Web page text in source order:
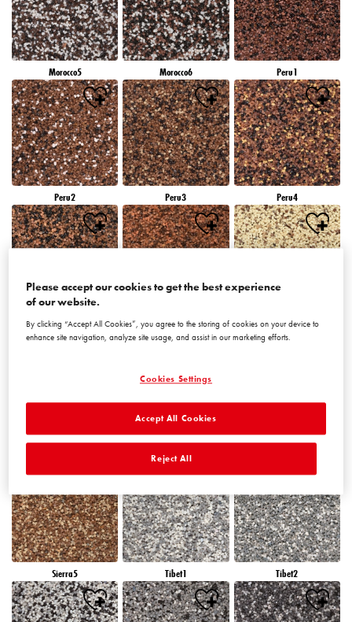
Morocco5 Morocco6 Peru1
Peru2 Peru3 Peru4
Peru5 Peru6 Sierra1
Sierra2 Sierra3 Sierra4
Sierra5 Tibet1 Tibet2
Please accept our cookies to get the best experience
of our website.
By clicking “Accept All Cookies”, you agree to the storing of cookies on your device to
enhance site navigation, analyze site usage, and assist in our marketing efforts.
Cookies Settings
Reject All
Accept All Cookies